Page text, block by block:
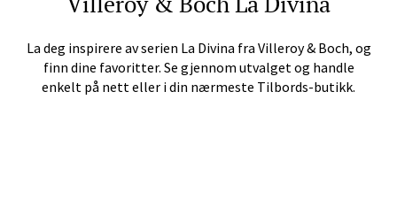
La deg inspirere av serien La Divina fra Villeroy & Boch, og
finn dine favoritter. Se gjennom utvalget og handle
enkelt på nett eller i din nærmeste Tilbords-butikk.
Tromsø - Jekta Storsenter